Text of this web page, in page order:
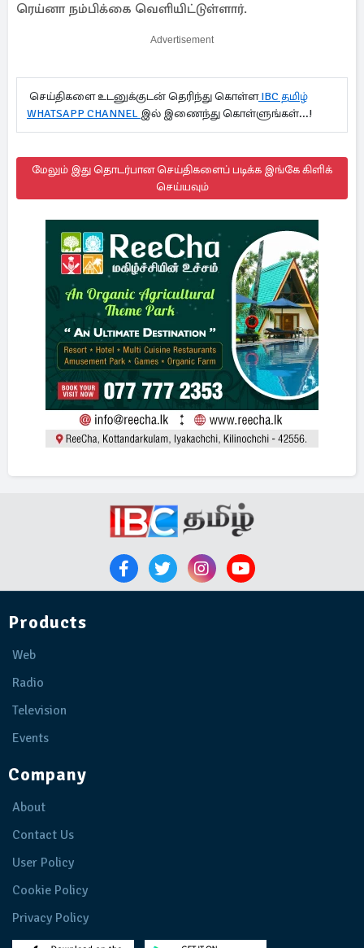
ரெய்னா நம்பிக்கை வெளியிட்டுள்ளார்.
Advertisement
செய்திகளை உடனுக்குடன் தெரிந்து கொள்ளIBC தமிழ்
WHATSAPP CHANNEL இல் இணைந்து கொள்ளுங்கள்...!
மேலும் இது தொடர்பான செய்திகளைப் படிக்க இங்கே கிளிக்
செய்யவும்
Products
Web
Radio
Television
Events
Company
About
Contact Us
User Policy
Cookie Policy
Privacy Policy